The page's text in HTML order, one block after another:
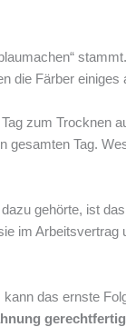
die Färber einiges
zum Trocknen
gesamten Tag.
gehörte, ist
im Arbeitsvertrag
kann das ernste